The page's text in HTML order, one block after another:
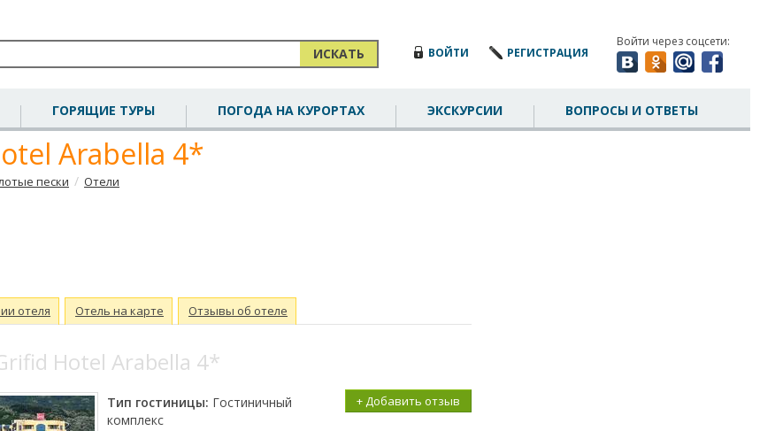
ИСКАТЬ ВОЙТИ РЕГИСТРАЦИЯ
Войти через соцсети:
ГОРЯЩИЕ ТУРЫ ПОГОДА НА КУРОРТАХ ЭКСКУРСИИ ВОПРОСЫ И ОТВЕТЫ
Arabella 4*
пески / Отели
отеля Отель на карте Отзывы об отеле
Hotel Arabella 4*
+ Добавить отзыв
Тип гостиницы: Гостиничный
комплекс